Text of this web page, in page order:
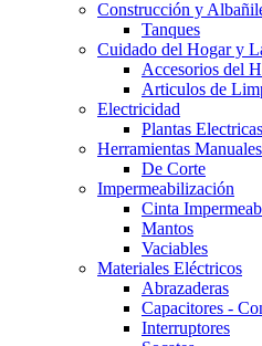
Construcción y
Tanques
Cuidado del Hogar y
Accesorios del
Articulos de
Electricidad
Plantas Electricas
Herramientas Manuales
De Corte
Impermeabilización
Cinta
Mantos
Vaciables
Materiales Eléctricos
Abrazaderas
Capacitores -
Interruptores